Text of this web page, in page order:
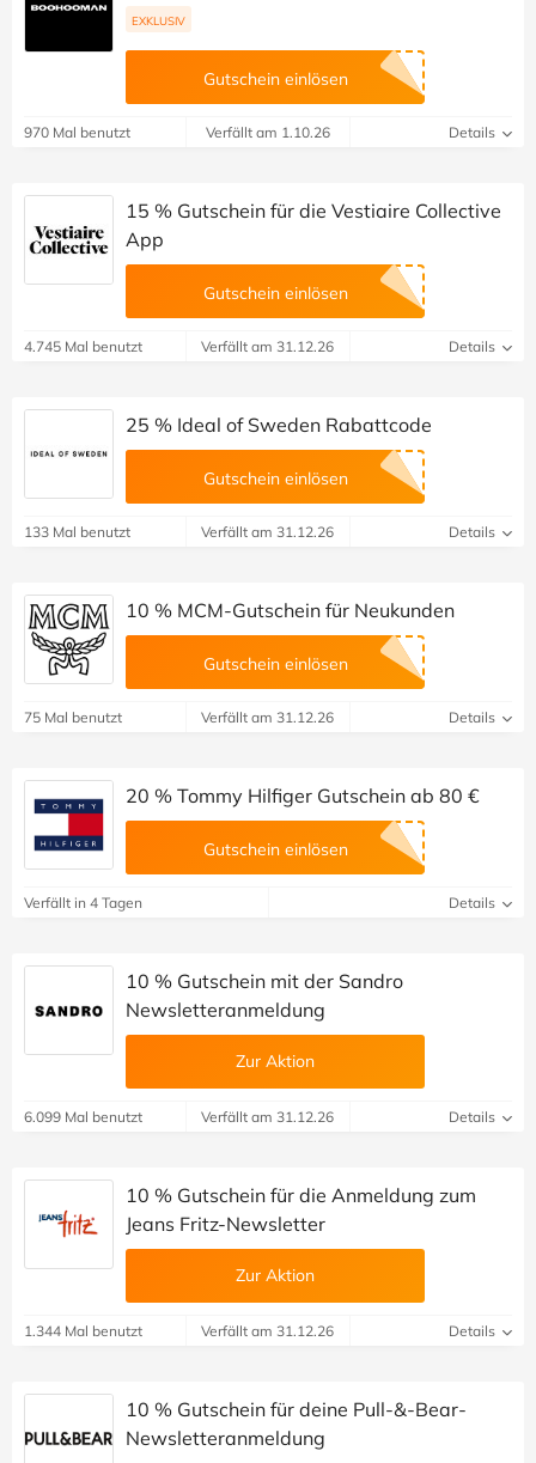
EXKLUSIV
Gutschein einlösen
970 Mal benutzt Verfällt am 1.10.26 Details
15 % Gutschein für die Vestiaire Collective
App
Gutschein einlösen
4.745 Mal benutzt Verfällt am 31.12.26 Details
25 % Ideal of Sweden Rabattcode
Gutschein einlösen
133 Mal benutzt Verfällt am 31.12.26 Details
10 % MCM-Gutschein für Neukunden
Gutschein einlösen
75 Mal benutzt Verfällt am 31.12.26 Details
20 % Tommy Hilfiger Gutschein ab 80 €
Gutschein einlösen
Verfällt in 4 Tagen Details
10 % Gutschein mit der Sandro
Newsletteranmeldung
Zur Aktion
6.099 Mal benutzt Verfällt am 31.12.26 Details
10 % Gutschein für die Anmeldung zum
Jeans Fritz-Newsletter
Zur Aktion
1.344 Mal benutzt Verfällt am 31.12.26 Details
10 % Gutschein für deine Pull-&-Bear-
Newsletteranmeldung